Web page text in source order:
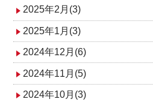
2025年2月(3)
2025年1月(3)
2024年12月(6)
2024年11月(5)
2024年10月(3)